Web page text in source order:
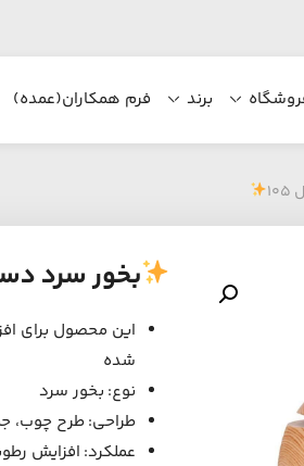
برند فرم همکاران(عمده)
بخور سرد
این محصول برای
شده
نوع: بخور سرد
طراحی: طرح چوب،
عملکرد: افزایش